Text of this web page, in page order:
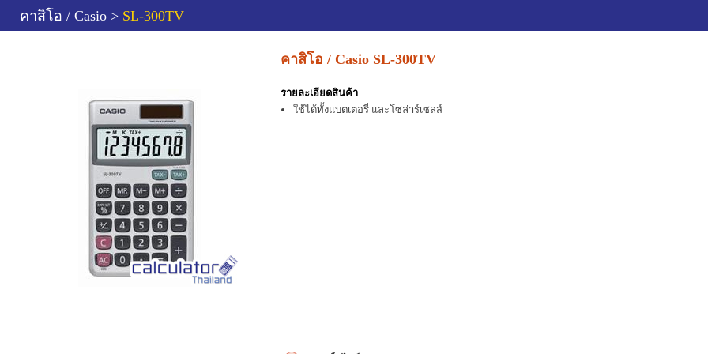
คาสิโอ / Casio > SL-300TV
คาสิโอ / Casio SL-300TV
รายละเอียดสินค้า
ใช้ได้ทั้งแบตเตอรี่ และโซล่าร์เซลส์